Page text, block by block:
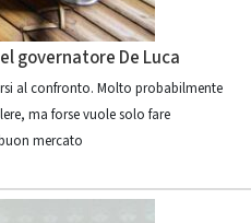
governatore De Luca
al confronto. Molto probabilmente
ma forse vuole solo fare
mercato